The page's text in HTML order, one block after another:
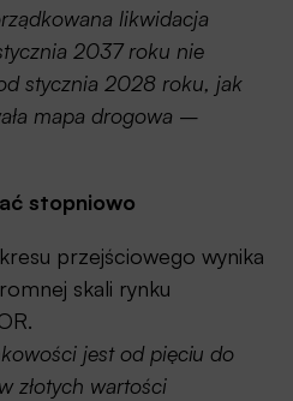
likwidacja
2037 roku nie
stycznia 2028 roku, jak
mapa drogowa –
stopniowo
przejściowego wynika
skali rynku
jest od pięciu do
złotych wartości